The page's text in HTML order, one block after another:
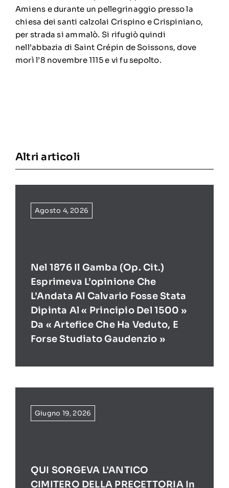
Amiens e durante un pellegrinaggio presso la
chiesa dei santi calzolai Crispino e Crispiniano,
per strada si ammalò. Si rifugiò quindi
nell’abbazia di Saint Crépin de Soissons, dove
morì l’8 novembre1115e vi fu sepolto.
Altri articoli
Agosto 4, 2026
Nel 1876 Il Gamba (op. Cit.)
Esprimeva L’opinione Che
L’Andata Al Calvario Fosse Stata
Dipinta Al « Principio Del 1500 »
Da « Artefice Che Ha Veduto, E
Forse Studiato Gaudenzio »
Giugno 19, 2026
QUI SORGEVA L’ANTICO
CIMITERO DELLA PRECETTORIA In